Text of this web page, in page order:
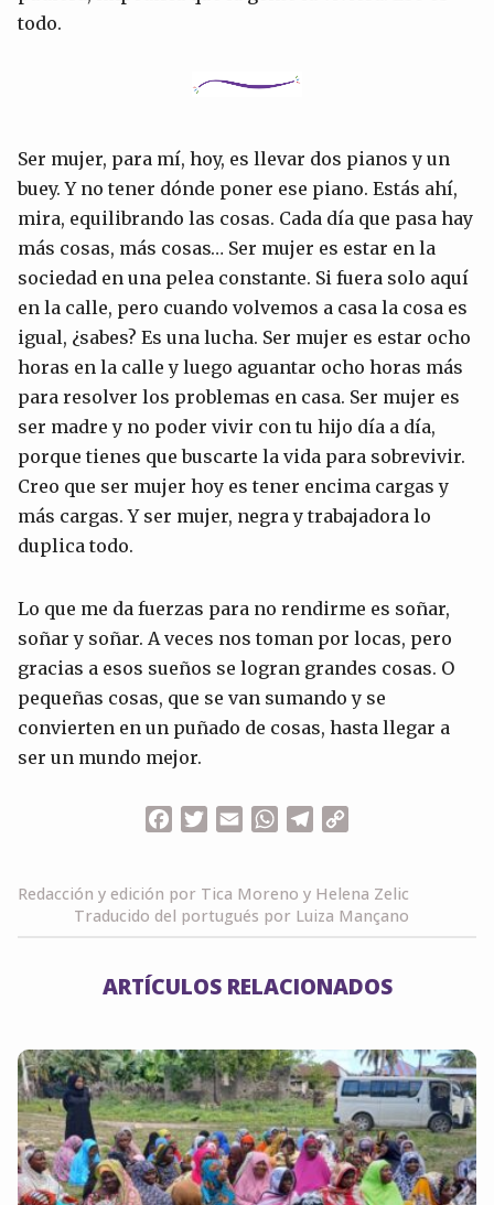
todo.
Ser mujer, para mí, hoy, es llevar dos pianos y un
buey. Y no tener dónde poner ese piano. Estás ahí,
mira, equilibrando las cosas. Cada día que pasa hay
más cosas, más cosas… Ser mujer es estar en la
sociedad en una pelea constante. Si fuera solo aquí
en la calle, pero cuando volvemos a casa la cosa es
igual, ¿sabes? Es una lucha. Ser mujer es estar ocho
horas en la calle y luego aguantar ocho horas más
para resolver los problemas en casa. Ser mujer es
ser madre y no poder vivir con tu hijo día a día,
porque tienes que buscarte la vida para sobrevivir.
Creo que ser mujer hoy es tener encima cargas y
más cargas. Y ser mujer, negra y trabajadora lo
duplica todo.
Lo que me da fuerzas para no rendirme es soñar,
soñar y soñar. A veces nos toman por locas, pero
gracias a esos sueños se logran grandes cosas. O
pequeñas cosas, que se van sumando y se
convierten en un puñado de cosas, hasta llegar a
ser un mundo mejor.
FacebookTwitterEmailWhatsApp
Telegram
Redacción y edición por Tica Moreno y Helena Zelic
Traducido del portugués por Luiza Mançano
ARTÍCULOS RELACIONADOS